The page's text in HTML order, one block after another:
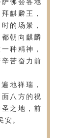
麒麟王，
的场景，
朝向麒麟
种精神，
苦奋力前
地祥瑞，
八方的祝
之地，前
。